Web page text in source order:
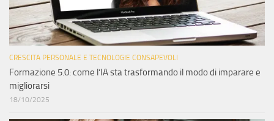
CRESCITA PERSONALE E TECNOLOGIE CONSAPEVOLI
Formazione 5.0: come l’IA sta trasformando il modo di imparare e
migliorarsi
18/10/2025